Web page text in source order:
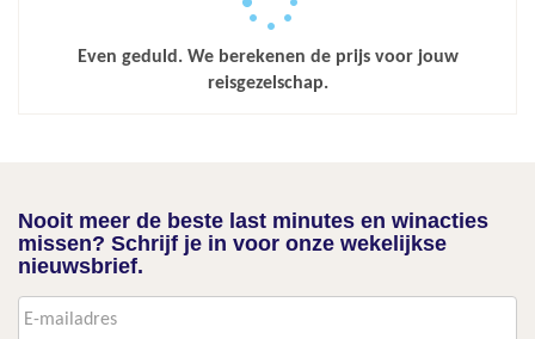
Even geduld. We berekenen de prijs voor jouw
reisgezelschap.
Nooit meer de beste last minutes en winacties
missen? Schrijf je in voor onze wekelijkse
nieuwsbrief.